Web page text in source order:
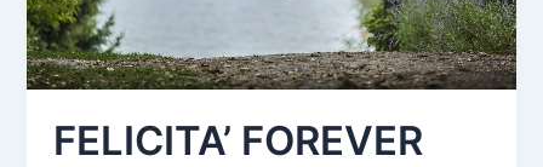
FELICITA’ FOREVER